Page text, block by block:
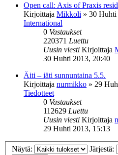
Open call: Axis of Praxis
Kirjoittaja Mikkoli » 30 Huhti
International
0 Vastaukset
220371 Luettu
Uusin viesti Kirjoittaja
30 Huhti 2013, 20:40
Äiti – iäti sunnuntaina 5.5.
Kirjoittaja nurmikko » 29
Tiedotteet
0 Vastaukset
112629 Luettu
Uusin viesti Kirjoittaja
29 Huhti 2013, 15:13
Näytä: Järjestä: